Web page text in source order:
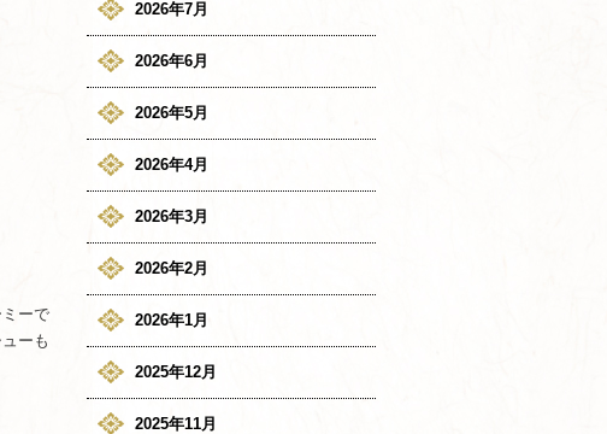
ーで
ーも
2026年7月
2026年6月
2026年5月
2026年4月
2026年3月
2026年2月
2026年1月
2025年12月
2025年11月